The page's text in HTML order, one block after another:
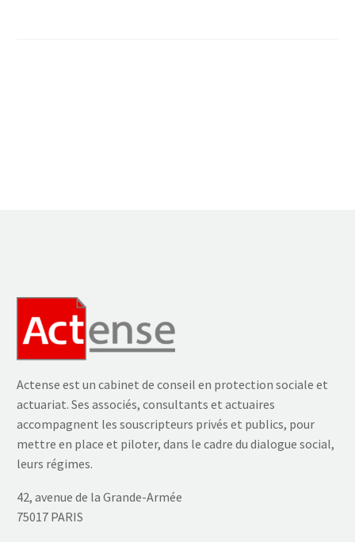
Actense est un cabinet de conseil en protection sociale et
actuariat. Ses associés, consultants et actuaires
accompagnent les souscripteurs privés et publics, pour
mettre en place et piloter, dans le cadre du dialogue social,
leurs régimes.
42, avenue de la Grande-Armée
75017 PARIS